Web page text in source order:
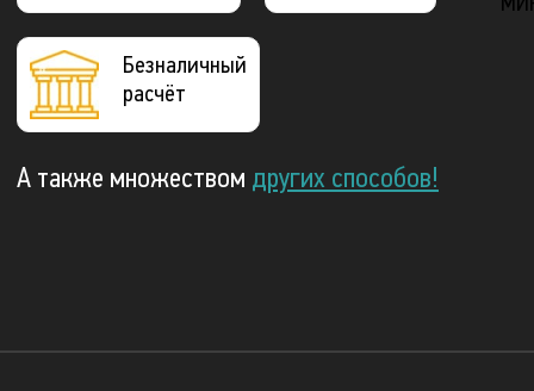
Безналичный
расчёт
А также множеством других способов!